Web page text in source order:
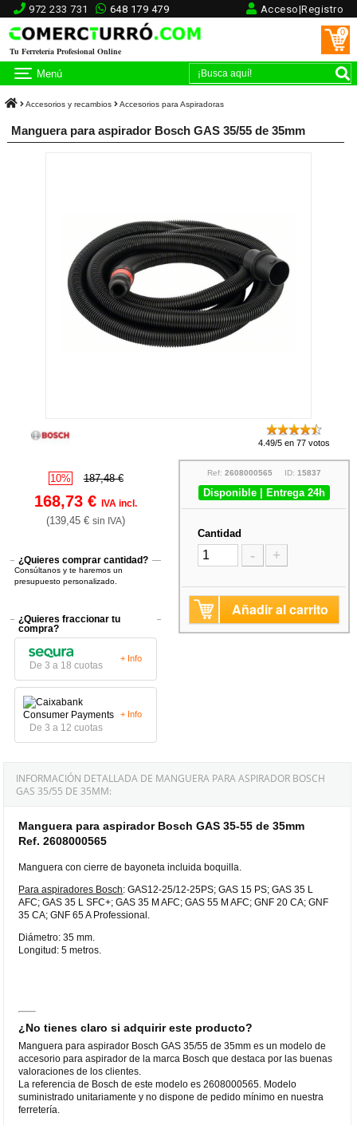
972 233 731 648 179 479 Acceso|Registro
Tu Ferretería Profesional Online
0
Menú
Accesorios y recambios Accesorios para Aspiradoras
Manguera para aspirador Bosch GAS 35/55 de 35mm
4.49/5 en 77 votos
10% 187,48 €
168,73 €IVA incl.
(139,45 €sin IVA)
¿Quieres comprar cantidad?
Consúltanos y te haremos un
presupuesto personalizado.
¿Quieres fraccionar tu
compra?
De 3 a 18 cuotas
+ Info
De 3 a 12 cuotas
+ Info
Ref: 2608000565 ID: 15837
Disponible | Entrega 24h
Cantidad
- +
Añadir al carrito
INFORMACIÓN DETALLADA DE MANGUERA PARA ASPIRADOR BOSCH
GAS 35/55 DE 35MM:
Manguera para aspirador Bosch GAS 35-55 de 35mm
Ref. 2608000565
Manguera con cierre de bayoneta incluida boquilla.
Para aspiradores Bosch: GAS12-25/12-25PS; GAS 15 PS; GAS 35 L
AFC; GAS 35 L SFC+; GAS 35 M AFC; GAS 55 M AFC; GNF 20 CA; GNF
35 CA; GNF 65 A Professional.
Diámetro: 35 mm.
Longitud: 5 metros.
¿No tienes claro si adquirir este producto?
Manguera para aspirador Bosch GAS 35/55 de 35mm es un modelo de
accesorio para aspirador de la marca Bosch que destaca por las buenas
valoraciones de los clientes.
La referencia de Bosch de este modelo es 2608000565. Modelo
suministrado unitariamente y no dispone de pedido mínimo en nuestra
ferretería.